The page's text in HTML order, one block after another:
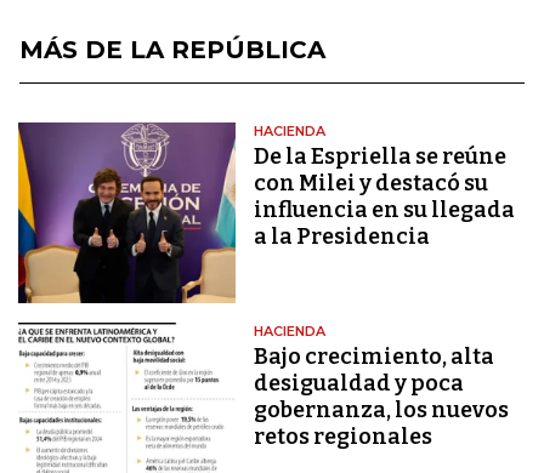
MÁS DE LA REPÚBLICA
HACIENDA
De la Espriella se reúne
con Milei y destacó su
influencia en su llegada
a la Presidencia
HACIENDA
Bajo crecimiento, alta
desigualdad y poca
gobernanza, los nuevos
retos regionales